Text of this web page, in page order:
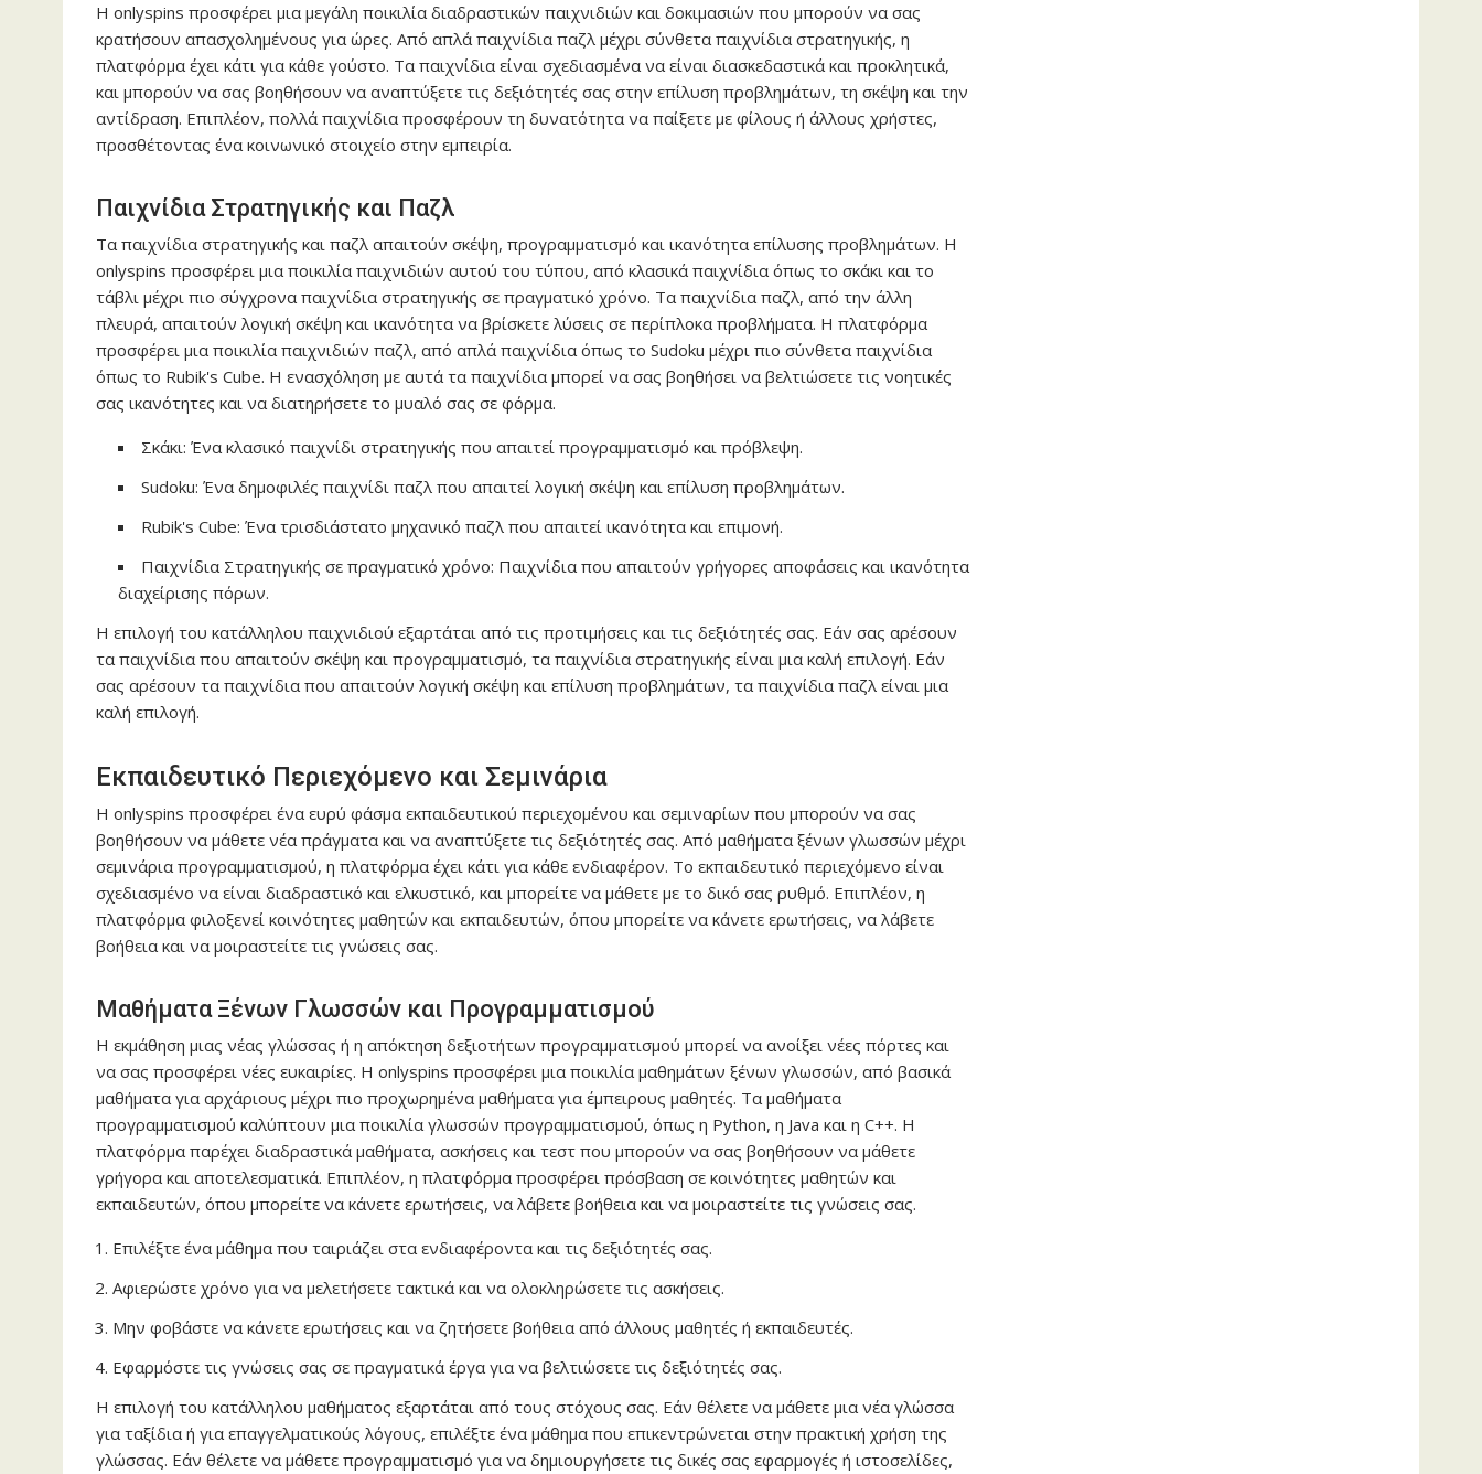
Η onlyspins προσφέρει μια μεγάλη ποικιλία διαδραστικών παιχνιδιών και δοκιμασιών που μπορούν να σας
κρατήσουν απασχολημένους για ώρες. Από απλά παιχνίδια παζλ μέχρι σύνθετα παιχνίδια στρατηγικής, η
πλατφόρμα έχει κάτι για κάθε γούστο. Τα παιχνίδια είναι σχεδιασμένα να είναι διασκεδαστικά και προκλητικά,
και μπορούν να σας βοηθήσουν να αναπτύξετε τις δεξιότητές σας στην επίλυση προβλημάτων, τη σκέψη και την
αντίδραση. Επιπλέον, πολλά παιχνίδια προσφέρουν τη δυνατότητα να παίξετε με φίλους ή άλλους χρήστες,
προσθέτοντας ένα κοινωνικό στοιχείο στην εμπειρία.
Παιχνίδια Στρατηγικής και Παζλ
Τα παιχνίδια στρατηγικής και παζλ απαιτούν σκέψη, προγραμματισμό και ικανότητα επίλυσης προβλημάτων. Η
onlyspins προσφέρει μια ποικιλία παιχνιδιών αυτού του τύπου, από κλασικά παιχνίδια όπως το σκάκι και το
τάβλι μέχρι πιο σύγχρονα παιχνίδια στρατηγικής σε πραγματικό χρόνο. Τα παιχνίδια παζλ, από την άλλη
πλευρά, απαιτούν λογική σκέψη και ικανότητα να βρίσκετε λύσεις σε περίπλοκα προβλήματα. Η πλατφόρμα
προσφέρει μια ποικιλία παιχνιδιών παζλ, από απλά παιχνίδια όπως το Sudoku μέχρι πιο σύνθετα παιχνίδια
όπως το Rubik's Cube. Η ενασχόληση με αυτά τα παιχνίδια μπορεί να σας βοηθήσει να βελτιώσετε τις νοητικές
σας ικανότητες και να διατηρήσετε το μυαλό σας σε φόρμα.
Σκάκι: Ένα κλασικό παιχνίδι στρατηγικής που απαιτεί προγραμματισμό και πρόβλεψη.
Sudoku: Ένα δημοφιλές παιχνίδι παζλ που απαιτεί λογική σκέψη και επίλυση προβλημάτων.
Rubik's Cube: Ένα τρισδιάστατο μηχανικό παζλ που απαιτεί ικανότητα και επιμονή.
Παιχνίδια Στρατηγικής σε πραγματικό χρόνο: Παιχνίδια που απαιτούν γρήγορες αποφάσεις και ικανότητα
διαχείρισης πόρων.
Η επιλογή του κατάλληλου παιχνιδιού εξαρτάται από τις προτιμήσεις και τις δεξιότητές σας. Εάν σας αρέσουν
τα παιχνίδια που απαιτούν σκέψη και προγραμματισμό, τα παιχνίδια στρατηγικής είναι μια καλή επιλογή. Εάν
σας αρέσουν τα παιχνίδια που απαιτούν λογική σκέψη και επίλυση προβλημάτων, τα παιχνίδια παζλ είναι μια
καλή επιλογή.
Εκπαιδευτικό Περιεχόμενο και Σεμινάρια
Η onlyspins προσφέρει ένα ευρύ φάσμα εκπαιδευτικού περιεχομένου και σεμιναρίων που μπορούν να σας
βοηθήσουν να μάθετε νέα πράγματα και να αναπτύξετε τις δεξιότητές σας. Από μαθήματα ξένων γλωσσών μέχρι
σεμινάρια προγραμματισμού, η πλατφόρμα έχει κάτι για κάθε ενδιαφέρον. Το εκπαιδευτικό περιεχόμενο είναι
σχεδιασμένο να είναι διαδραστικό και ελκυστικό, και μπορείτε να μάθετε με το δικό σας ρυθμό. Επιπλέον, η
πλατφόρμα φιλοξενεί κοινότητες μαθητών και εκπαιδευτών, όπου μπορείτε να κάνετε ερωτήσεις, να λάβετε
βοήθεια και να μοιραστείτε τις γνώσεις σας.
Μαθήματα Ξένων Γλωσσών και Προγραμματισμού
Η εκμάθηση μιας νέας γλώσσας ή η απόκτηση δεξιοτήτων προγραμματισμού μπορεί να ανοίξει νέες πόρτες και
να σας προσφέρει νέες ευκαιρίες. Η onlyspins προσφέρει μια ποικιλία μαθημάτων ξένων γλωσσών, από βασικά
μαθήματα για αρχάριους μέχρι πιο προχωρημένα μαθήματα για έμπειρους μαθητές. Τα μαθήματα
προγραμματισμού καλύπτουν μια ποικιλία γλωσσών προγραμματισμού, όπως η Python, η Java και η C++. Η
πλατφόρμα παρέχει διαδραστικά μαθήματα, ασκήσεις και τεστ που μπορούν να σας βοηθήσουν να μάθετε
γρήγορα και αποτελεσματικά. Επιπλέον, η πλατφόρμα προσφέρει πρόσβαση σε κοινότητες μαθητών και
εκπαιδευτών, όπου μπορείτε να κάνετε ερωτήσεις, να λάβετε βοήθεια και να μοιραστείτε τις γνώσεις σας.
Επιλέξτε ένα μάθημα που ταιριάζει στα ενδιαφέροντα και τις δεξιότητές σας.
Αφιερώστε χρόνο για να μελετήσετε τακτικά και να ολοκληρώσετε τις ασκήσεις.
Μην φοβάστε να κάνετε ερωτήσεις και να ζητήσετε βοήθεια από άλλους μαθητές ή εκπαιδευτές.
Εφαρμόστε τις γνώσεις σας σε πραγματικά έργα για να βελτιώσετε τις δεξιότητές σας.
Η επιλογή του κατάλληλου μαθήματος εξαρτάται από τους στόχους σας. Εάν θέλετε να μάθετε μια νέα γλώσσα
για ταξίδια ή για επαγγελματικούς λόγους, επιλέξτε ένα μάθημα που επικεντρώνεται στην πρακτική χρήση της
γλώσσας. Εάν θέλετε να μάθετε προγραμματισμό για να δημιουργήσετε τις δικές σας εφαρμογές ή ιστοσελίδες,